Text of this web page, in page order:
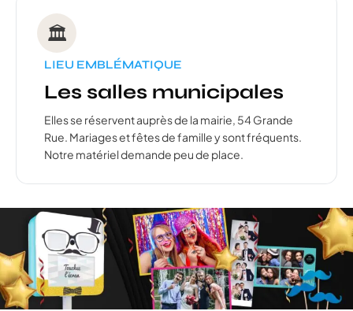
🏛️
LIEU EMBLÉMATIQUE
Les salles municipales
Elles se réservent auprès de la mairie, 54 Grande
Rue. Mariages et fêtes de famille y sont fréquents.
Notre matériel demande peu de place.